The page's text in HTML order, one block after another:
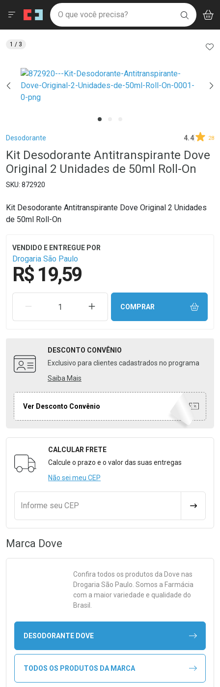
Drogaria São Paulo
Ir direto para a home
pela página
Ir direto para o conteúdo
Ir direto para a busca
Ir direto para a conta
Ir direto para a notificações
Ir direto para o carrinho
Ir direto para o menu
Faça a sua busca
O que você precisa? BUSCAR
Menu
Breadcrumb
Desodorante 4.4 28
Kit Desodorante Antitranspirante Dove
Original 2 Unidades de 50ml Roll-On
872920
Kit Desodorante Antitranspirante Dove Original 2 Unidades
de 50ml Roll-On
Drogaria São Paulo
R$ 19,59
REMOVER UMA UNIDADEAUMENTAR UMA UNIDADE
COMPRAR
DESCONTO CONVÊNIO
Exclusivo para clientes cadastrados no programa
Saiba Mais
Ver Desconto Convênio
Formulário para Calcular o Frete
CALCULAR FRETE
Calcule o prazo e o valor das suas entregas
Não sei meu CEP
Informe seu CEP
1 / 3
Marca Dove
Confira todos os produtos da Dove nas
Drogaria São Paulo. Somos a Farmácia
com a maior variedade e qualidade do
Brasil.
DESODORANTE DOVE
TODOS OS PRODUTOS DA MARCA